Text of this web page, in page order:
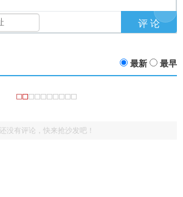
最新 最早
还没有评论，快来抢沙发吧！